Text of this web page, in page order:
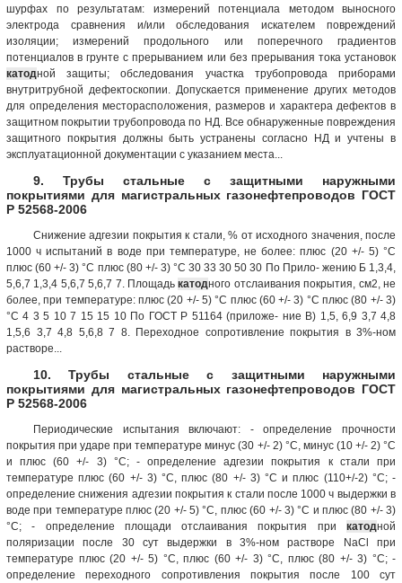
шурфах по результатам: измерений потенциала методом выносного
электрода сравнения и/или обследования искателем повреждений
изоляции; измерений продольного или поперечного градиентов
потенциалов в грунте с прерыванием или без прерывания тока установок
катодной защиты; обследования участка трубопровода приборами
внутритрубной дефектоскопии. Допускается применение других методов
для определения месторасположения, размеров и характера дефектов в
защитном покрытии трубопровода по НД. Все обнаруженные повреждения
защитного покрытия должны быть устранены согласно НД и учтены в
эксплуатационной документации с указанием места...
9. Трубы стальные с защитными наружными
покрытиями для магистральных газонефтепроводов ГОСТ
Р 52568-2006
Снижение адгезии покрытия к стали, % от исходного значения, после
1000 ч испытаний в воде при температуре, не более: плюс (20 +/- 5) °С
плюс (60 +/- 3) °С плюс (80 +/- 3) °С 30 33 30 50 30 По Прило- жению Б 1,3,4,
5,6,7 1,3,4 5,6,7 5,6,7 7. Площадькатодного отслаивания покрытия, см2, не
более, при температуре: плюс (20 +/- 5) °С плюс (60 +/- 3) °С плюс (80 +/- 3)
°С 4 3 5 10 7 15 15 10 По ГОСТ Р 51164 (приложе- ние В) 1,5, 6,9 3,7 4,8
1,5,6 3,7 4,8 5,6,8 7 8. Переходное сопротивление покрытия в 3%-ном
растворе...
10. Трубы стальные с защитными наружными
покрытиями для магистральных газонефтепроводов ГОСТ
Р 52568-2006
Периодические испытания включают: - определение прочности
покрытия при ударе при температуре минус (30 +/- 2) °C, минус (10 +/- 2) °C
и плюс (60 +/- 3) °C; - определение адгезии покрытия к стали при
температуре плюс (60 +/- 3) °C, плюс (80 +/- 3) °C и плюс (110+/-2) °C; -
определение снижения адгезии покрытия к стали после 1000 ч выдержки в
воде при температуре плюс (20 +/- 5) °C, плюс (60 +/- 3) °C и плюс (80 +/- 3)
°C; - определение площади отслаивания покрытия при катодной
поляризации после 30 сут выдержки в 3%-ном растворе NaCl при
температуре плюс (20 +/- 5) °C, плюс (60 +/- 3) °C, плюс (80 +/- 3) °C; -
определение переходного сопротивления покрытия после 100 сут